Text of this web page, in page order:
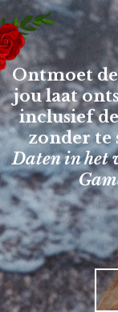
Ontmoet
jou laat
inclusief
zonder te
Daten in het